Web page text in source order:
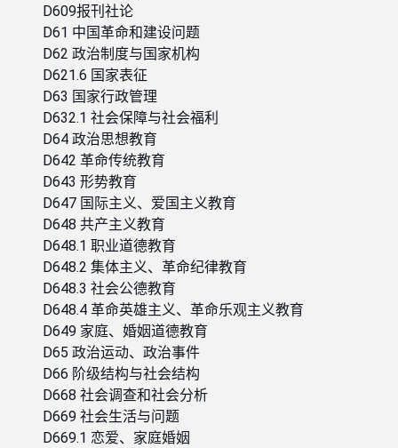
D609报刊社论
D61 中国革命和建设问题
D62 政治制度与国家机构
D621.6 国家表征
D63 国家行政管理
D632.1 社会保障与社会福利
D64 政治思想教育
D642 革命传统教育
D643 形势教育
D647 国际主义、爱国主义教育
D648 共产主义教育
D648.1 职业道德教育
D648.2 集体主义、革命纪律教育
D648.3 社会公德教育
D648.4 革命英雄主义、革命乐观主义教育
D649 家庭、婚姻道德教育
D65 政治运动、政治事件
D66 阶级结构与社会结构
D668 社会调查和社会分析
D669 社会生活与问题
D669.1 恋爱、家庭婚姻